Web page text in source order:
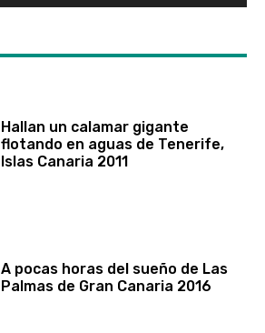
Hallan un calamar gigante
flotando en aguas de Tenerife,
Islas Canaria 2011
A pocas horas del sueño de Las
Palmas de Gran Canaria 2016